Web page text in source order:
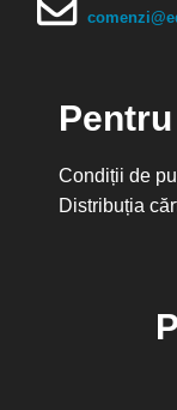
Condiții de
Distribuția